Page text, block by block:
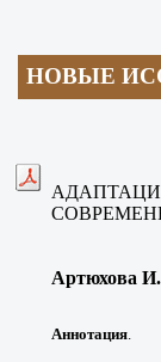
НОВЫЕ
Артюхова
Аннотация.